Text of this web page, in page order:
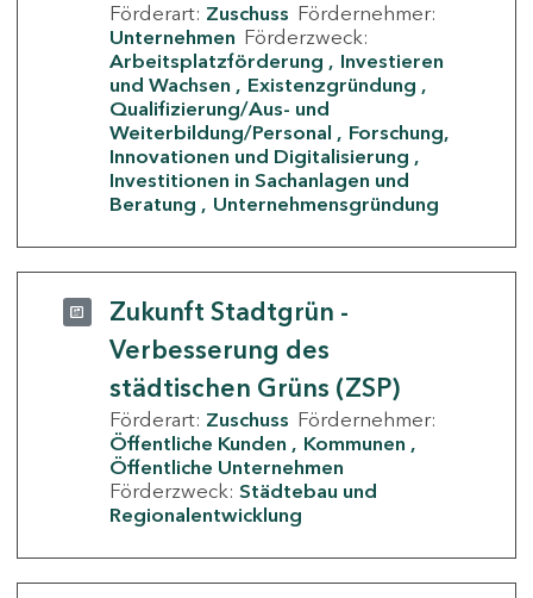
Förderart: Zuschuss Fördernehmer:
Unternehmen Förderzweck:
Arbeitsplatzförderung
Investieren
und Wachsen
Existenzgründung
Qualifizierung/Aus- und
Weiterbildung/Personal
Forschung,
Innovationen und Digitalisierung
Investitionen in Sachanlagen und
Beratung
Unternehmensgründung
Zukunft Stadtgrün -
Verbesserung des
städtischen Grüns (ZSP)
Förderart: Zuschuss Fördernehmer:
Öffentliche Kunden
Kommunen
Öffentliche Unternehmen
Förderzweck: Städtebau und
Regionalentwicklung